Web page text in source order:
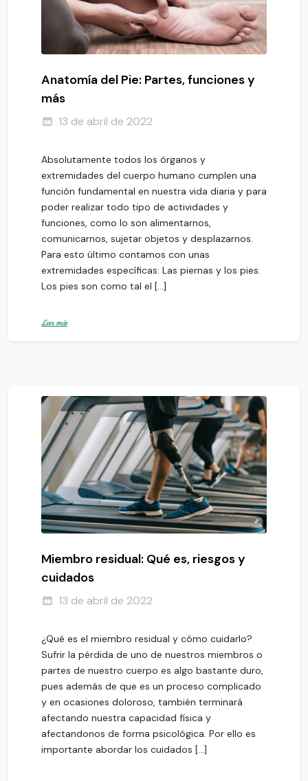
Anatomía del Pie: Partes, funciones y
más
13 de abril de 2022
Absolutamente todos los órganos y
extremidades del cuerpo humano cumplen una
función fundamental en nuestra vida diaria y para
poder realizar todo tipo de actividades y
funciones, como lo son alimentarnos,
comunicarnos, sujetar objetos y desplazarnos.
Para esto último contamos con unas
extremidades específicas: Las piernas y los pies.
Los pies son como tal el […]
Leer más
Miembro residual: Qué es, riesgos y
cuidados
13 de abril de 2022
¿Qué es el miembro residual y cómo cuidarlo?
Sufrir la pérdida de uno de nuestros miembros o
partes de nuestro cuerpo es algo bastante duro,
pues además de que es un proceso complicado
y en ocasiones doloroso, también terminará
afectando nuestra capacidad física y
afectandonos de forma psicológica. Por ello es
importante abordar los cuidados […]